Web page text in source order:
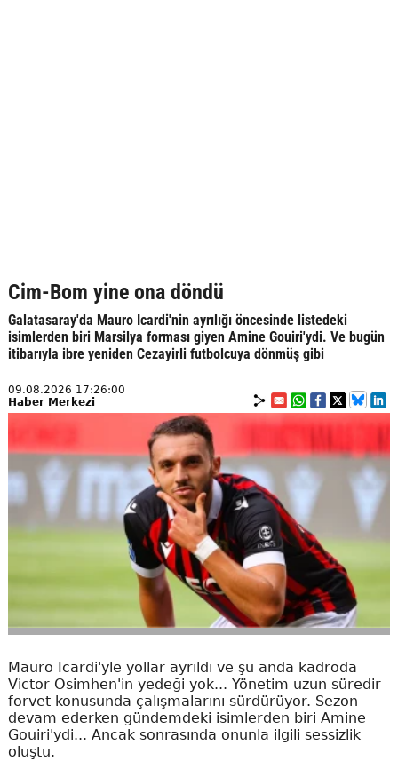
Cim-Bom yine ona döndü
Galatasaray'da Mauro Icardi'nin ayrılığı öncesinde listedeki
isimlerden biri Marsilya forması giyen Amine Gouiri'ydi. Ve bugün
itibarıyla ibre yeniden Cezayirli futbolcuya dönmüş gibi
09.08.2026 17:26:00
Haber Merkezi
Mauro Icardi'yle yollar ayrıldı ve şu anda kadroda
Victor Osimhen'in yedeği yok... Yönetim uzun süredir
forvet konusunda çalışmalarını sürdürüyor. Sezon
devam ederken gündemdeki isimlerden biri Amine
Gouiri'ydi... Ancak sonrasında onunla ilgili sessizlik
oluştu.